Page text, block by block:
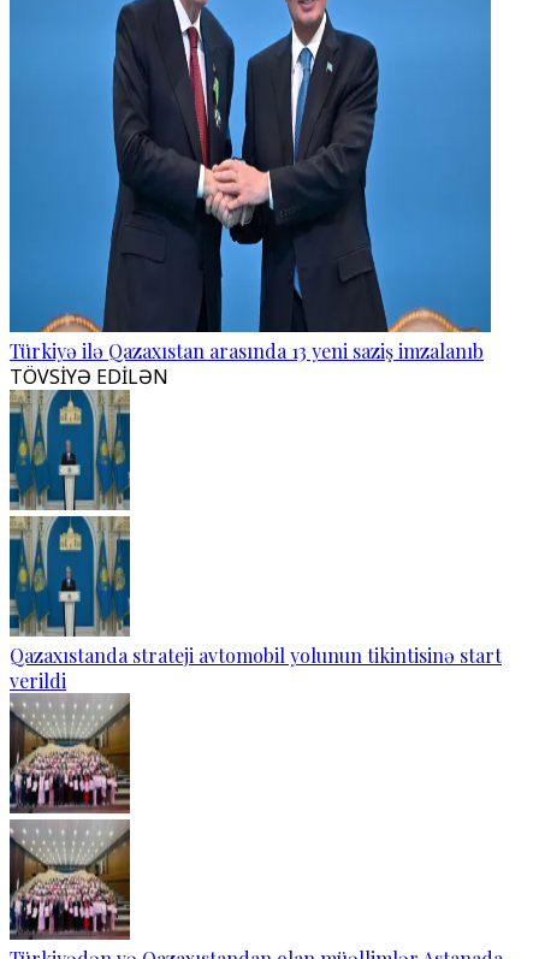
Türkiyə ilə Qazaxıstan arasında 13 yeni saziş imzalanıb
TÖVSİYƏ EDİLƏN
Qazaxıstanda strateji avtomobil yolunun tikintisinə start
verildi